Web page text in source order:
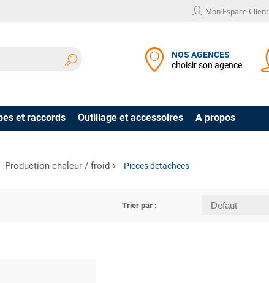
Mon Espace Client
NOS AGENCES
choisir son agence
et raccords Outillage et accessoires A propos
Production chaleur / froid Pieces detachees
Trier par :